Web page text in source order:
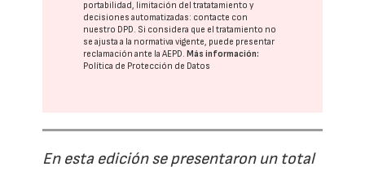
portabilidad, limitación del tratatamiento y
decisiones automatizadas: contacte con
nuestro DPD. Si considera que el tratamiento no
se ajusta a la normativa vigente, puede presentar
reclamación ante laAEPD. Más información:
Política de Protección de Datos
En esta edición se presentaron un total